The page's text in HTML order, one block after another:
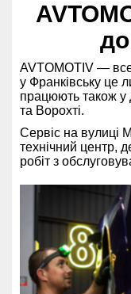
AVTOMOTIV —
у Франківську це
працюють також у
та Ворохті.
Сервіс на вулиці
технічний центр,
робіт з